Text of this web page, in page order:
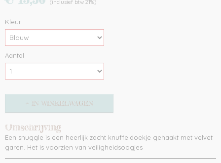
(inclusief btw 21%)
Kleur
Aantal
IN WINKELWAGEN
Omschrijving
Een snuggle is een heerlijk zacht knuffeldoekje gehaakt met velvet
garen. Het is voorzien van veiligheidsoogjes